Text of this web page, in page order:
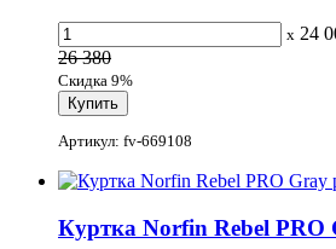
x 24
26 380
Скидка 9%
Артикул: fv-669108
Куртка Norfin Rebel PRO